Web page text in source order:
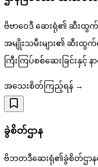
ဗိဗာဝေဒီ ဆေးရုံ၏ ဆီးထွက်
အမျိုးသမီးများ၏ ဆီးထွက်
ကြီးကြပ်စစ်ဆေးခြင်းနှင့်
အသေးစိတ်ကြည့်ရန် →
ခွဲစိတ်ဌာန
ဗိဘဝာဒီဆေးရုံ၏ခွဲစိတ်ဌာ